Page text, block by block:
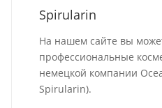
Spirularin
На нашем сайте вы
профессиональные
немецкой компании
Spirularin).